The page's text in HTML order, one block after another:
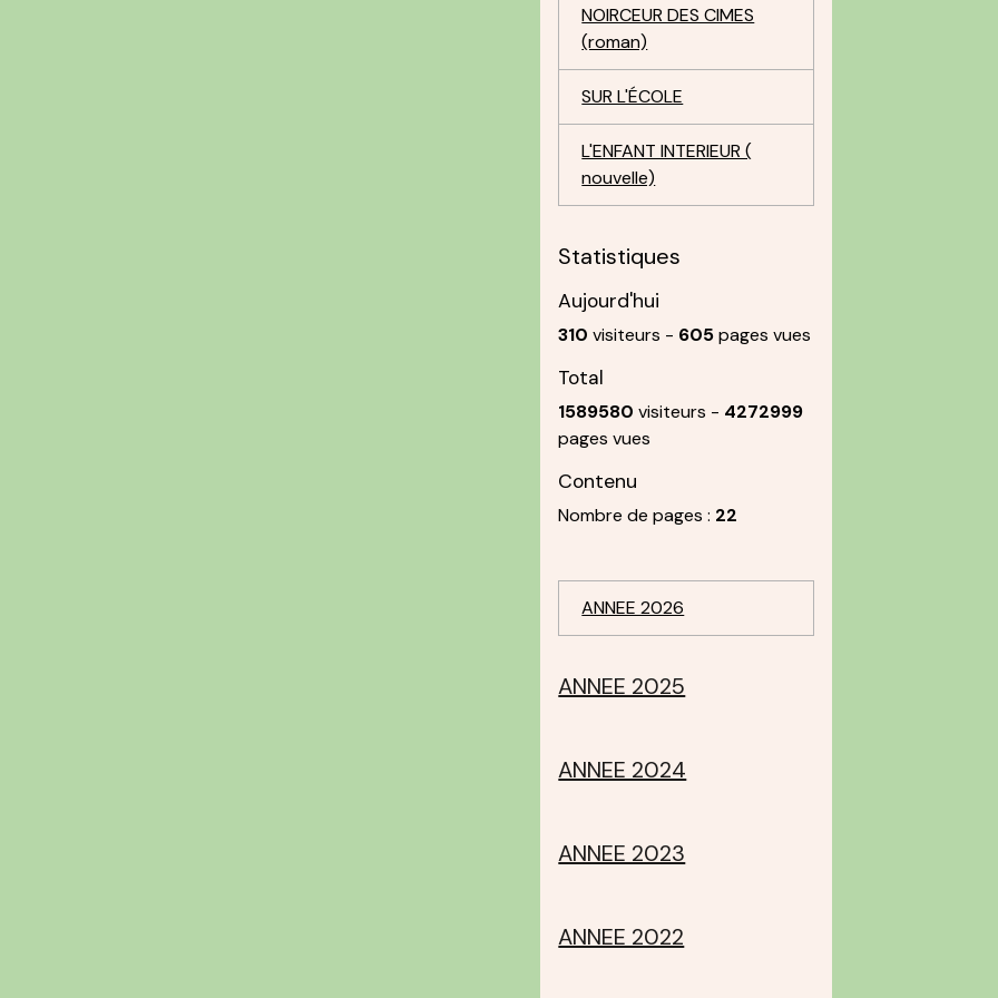
NOIRCEUR DES CIMES
(roman)
SUR L'ÉCOLE
L'ENFANT INTERIEUR (
nouvelle)
Statistiques
Aujourd'hui
310 visiteurs - 605pages vues
Total
1589580 visiteurs - 4272999
pages vues
Contenu
Nombre de pages : 22
ANNEE 2026
ANNEE 2025
ANNEE 2024
ANNEE 2023
ANNEE 2022